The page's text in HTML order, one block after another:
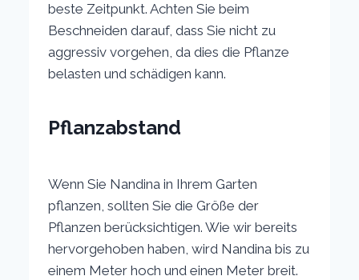
beste Zeitpunkt. Achten Sie beim
Beschneiden darauf, dass Sie nicht zu
aggressiv vorgehen, da dies die Pflanze
belasten und schädigen kann.
Pflanzabstand
Wenn Sie Nandina in Ihrem Garten
pflanzen, sollten Sie die Größe der
Pflanzen berücksichtigen. Wie wir bereits
hervorgehoben haben, wird Nandina bis zu
einem Meter hoch und einen Meter breit.